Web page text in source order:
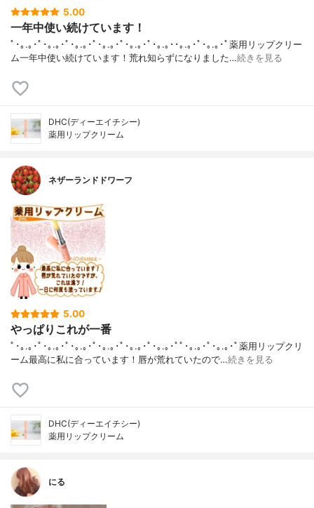
5.00
一年中使い続けています！
ﾟ･｡.｡･ﾟ･｡.｡･ﾟ･｡.｡･ﾟ･｡.｡･ﾟ･｡.｡･ﾟ･｡.｡･･｡.｡･ﾟ･｡.｡･ﾟ薬用リップクリー
ム一年中使い続けています！荒れ知らずになりました…続きを見る
DHC(ディーエイチシー)
薬用リップクリーム
ネザーランドドワーフ
5.00
やっぱりこれが一番
ﾟ･｡.｡･ﾟ･｡.｡･ﾟ･｡.｡･ﾟ･｡.｡･ﾟ･｡.｡･ﾟ･｡.｡･ﾟﾟ･｡.｡･ﾟ･｡.｡･ﾟ薬用リップクリ
ーム最高に私に合っています！唇が荒れていたので…続きを見る
DHC(ディーエイチシー)
薬用リップクリーム
にる